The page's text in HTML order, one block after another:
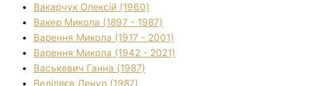
Вакарчук Олексій (1960)
Вакер Микола (1897 - 1987)
Варення Микола (1917 - 2001)
Варення Микола (1942 - 2021)
Васькевич Ганна (1987)
Веліляєв Ленур (1987)